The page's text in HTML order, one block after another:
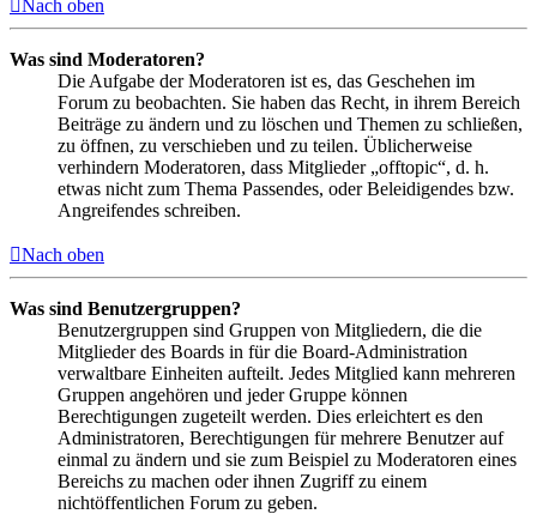
Nach oben
Was sind Moderatoren?
Die Aufgabe der Moderatoren ist es, das Geschehen im
Forum zu beobachten. Sie haben das Recht, in ihrem Bereich
Beiträge zu ändern und zu löschen und Themen zu schließen,
zu öffnen, zu verschieben und zu teilen. Üblicherweise
verhindern Moderatoren, dass Mitglieder „offtopic“, d. h.
etwas nicht zum Thema Passendes, oder Beleidigendes bzw.
Angreifendes schreiben.
Nach oben
Was sind Benutzergruppen?
Benutzergruppen sind Gruppen von Mitgliedern, die die
Mitglieder des Boards in für die Board-Administration
verwaltbare Einheiten aufteilt. Jedes Mitglied kann mehreren
Gruppen angehören und jeder Gruppe können
Berechtigungen zugeteilt werden. Dies erleichtert es den
Administratoren, Berechtigungen für mehrere Benutzer auf
einmal zu ändern und sie zum Beispiel zu Moderatoren eines
Bereichs zu machen oder ihnen Zugriff zu einem
nichtöffentlichen Forum zu geben.